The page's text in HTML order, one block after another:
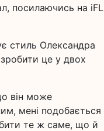
посилаючись на iFL
стиль Олександра
це у двох
він може
мені подобається
те ж саме, що й